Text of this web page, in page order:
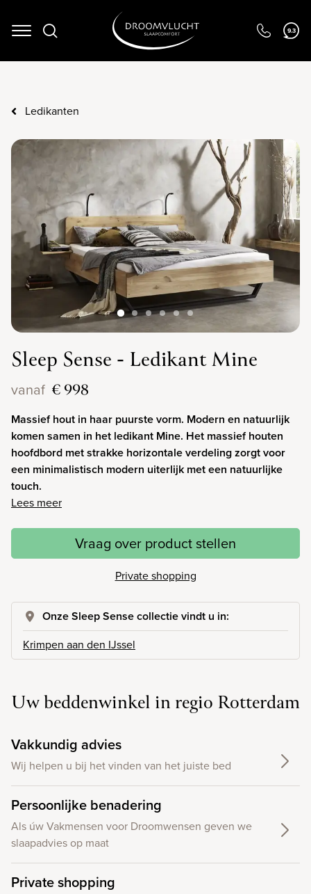
Navigation 9.3
Ledikanten
Sleep Sense - Ledikant Mine
vanaf € 998
Massief hout in haar puurste vorm. Modern en natuurlijk
komen samen in het ledikant Mine. Het massief houten
hoofdbord met strakke horizontale verdeling zorgt voor
een minimalistisch modern uiterlijk met een natuurlijke
touch.
Lees meer
Vraag over product stellen
Private shopping
Onze Sleep Sense collectie vindt u in:
Krimpen aan den IJssel
Uw beddenwinkel in regio Rotterdam
Vakkundig advies
Wij helpen u bij het vinden van het juiste bed
Persoonlijke benadering
Als úw Vakmensen voor Droomwensen geven we
slaapadvies op maat
Private shopping